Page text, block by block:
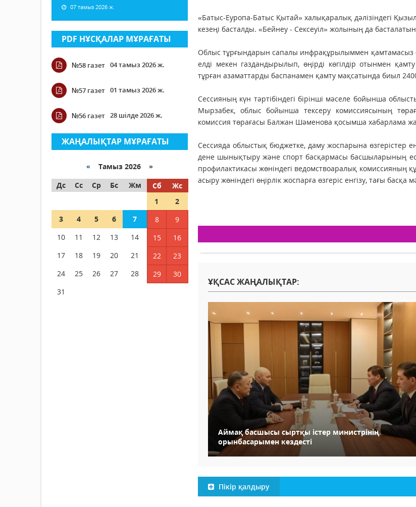
07 тамыз 2026 ж.
PDF НҰСҚАЛАР МҰРАҒАТЫ
№58 газет 04 тамыз 2026 ж.
№57 газет 01 тамыз 2026 ж.
№56 газет 28 шілде 2026 ж.
ЖАҢАЛЫҚТАР МҰРАҒАТЫ
« Тамыз 2026 »
Дс
Сс Ср Бс Жм Сб
Жс
1
2
3
4 5 6 7 8
9
10
11 12 13 14 15
16
17
18 19 20 21 22
23
24
25 26 27 28 29
30
31
«Батыс-Еуропа-Батыс Қытай» халықаралық дәлізіндегі
кезеңі басталды. «Бейнеу - Сексеуіл» жолының да
Облыс тұрғындарын сапалы инфрақұрылыммен қамтамасыз
елді мекен газдандырылып, өңірді көгілдір отынмен
тұрған азаматтарды баспанамен қамту мақсатында биыл
Сессияның күн тәртібіндегі бірінші мәселе бойынша
Мырзабек, облыс бойынша тексеру комиссиясының
комиссия төрағасы Балжан Шәменова қосымша хабарлама
Сессияда облыстық бюджетке, даму жоспарына өзгерістер
дене шынықтыру және спорт басқармасы басшыларының
профилактикасы жөніндегі ведомствоаралық комиссияның
асыру жөніндегі өңірлік жоспарға өзгеріс енгізу, тағы
ҰҚСАС ЖАҢАЛЫҚТАР:
Аймақ басшысы сыртқы істер министрінің
орынбасарымен кездесті
Пікір қалдыру